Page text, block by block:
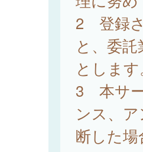
2 登録さ
と、委
とします
3 本サ
ンス、
断した